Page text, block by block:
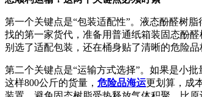
第一个关键点是“包装适配性”。液态酚醛树
找的第一家货代，准备用普通纸箱装固态酚
别选了适配包装，还在桶身贴了清晰的危险品
第二个关键点是“运输方式选择”。如果是小
这样800公斤的货量， 危险品海运更划算，成